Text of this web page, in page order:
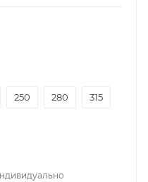
250 280 315